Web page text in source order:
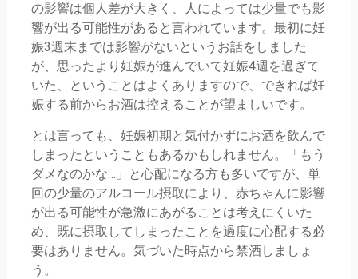
の影響は個人差が大きく、人によっては少量でも影
響が出る可能性があると言われています。最初に妊
娠3週末までは影響がないというお話をしました
が、思ったより妊娠が進んでいて妊娠4週を過ぎて
いた、ということはよくありますので、できれば妊
娠する前からお酒は控えることが望ましいです。
とは言っても、妊娠初期と気付かずにお酒を飲んで
しまったということもあるかもしれません。「もう
ダメなのかな…」と心配になる方も多いですが、単
回の少量のアルコール摂取により、赤ちゃんに影響
が出る可能性が急激にあがることは考えにくいた
め、既に摂取してしまったことを過度に心配する必
要はありません。気づいた時点から禁酒しましょ
う。